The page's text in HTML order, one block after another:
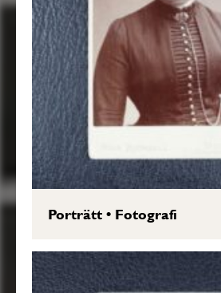
Porträtt• Fotografi